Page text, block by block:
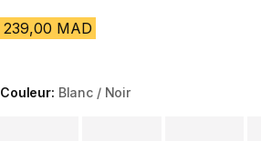
239,00 MAD
Couleur: Blanc / Noir